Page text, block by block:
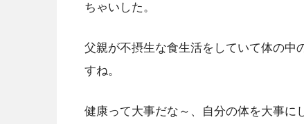
ちゃいした。
父親が不摂生な食生活をしていて体の中
すね。
健康って大事だな～、自分の体を大事に